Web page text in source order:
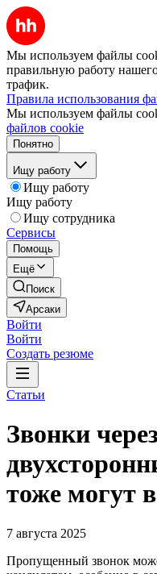
Мы используем файлы
правильную работу
трафик.
Правила использования
Мы используем файлы
файлов cookie
Понятно
Ищу работу
Ищу работу
Ищу работу
Ищу сотрудника
Сервисы
Помощь
Ещё
Поиск
Арсаки
Войти
Войти
Создать резюме
Статьи
Звонки
тоже могут
7 августа 2025
Пропущенный звонок